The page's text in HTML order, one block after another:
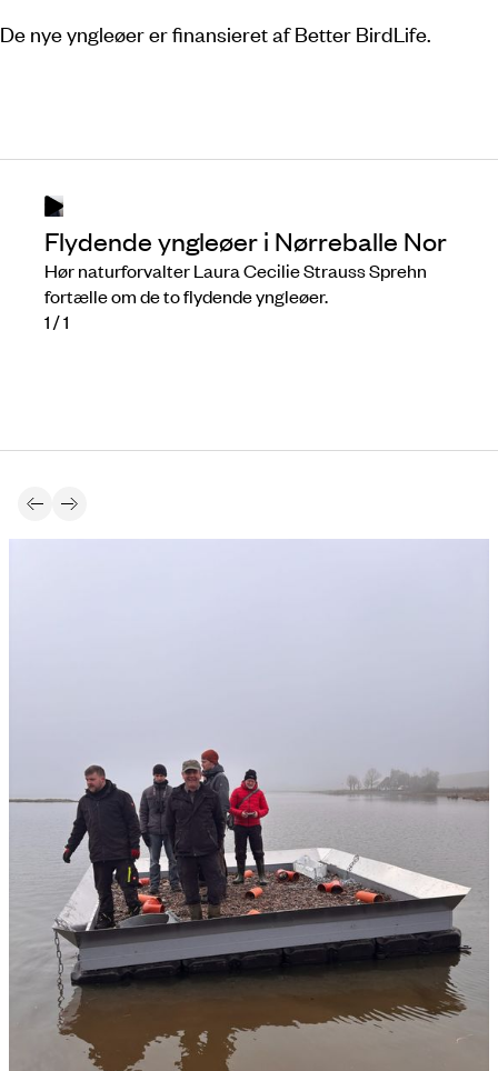
De nye yngleøer er finansieret af Better BirdLife.
Flydende yngleøer i Nørreballe Nor
Hør naturforvalter Laura Cecilie Strauss Sprehn
fortælle om de to flydende yngleøer.
1/ 1